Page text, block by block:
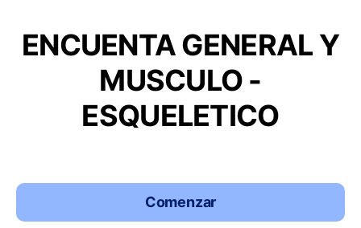
ENCUENTA GENERAL Y
MUSCULO -
ESQUELETICO
Comenzar